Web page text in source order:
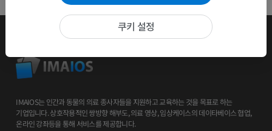
IMAIOS는 인간과 동물의 의료 종사자들을 지원하고 교육하는 것을 목표로 하는
기업입니다. 상호작용적인 쌍방향 해부도, 의료 영상, 임상케이스의 데이타베이스 협업,
온라인 강좌등을 통해 서비스를 제공합니다.
쿠키 설정